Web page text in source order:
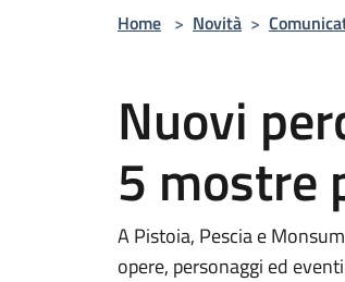
Home > Novità >
Nuovi
5 mostre
A Pistoia, Pescia e
opere, personaggi ed